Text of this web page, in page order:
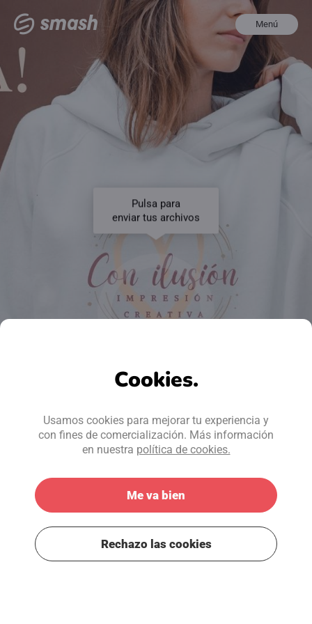
Menú
Pulsa para
enviar tus archivos
Cookies.
Usamos cookies para mejorar tu experiencia y
con fines de comercialización. Más información
en nuestra política de cookies.
Me va bien
Rechazo las cookies